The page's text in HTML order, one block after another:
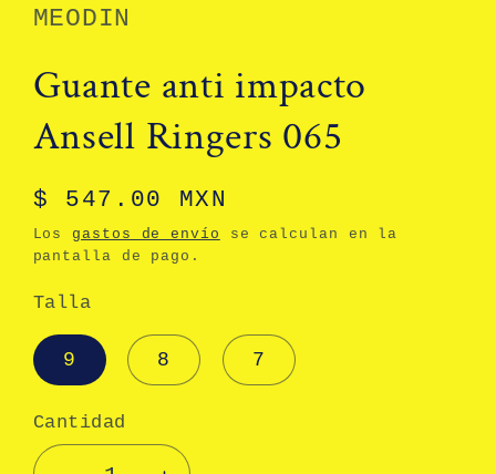
modal
MEODIN
Guante anti impacto
Ansell Ringers 065
Precio
habitual
$ 547.00 MXN
Los gastos de envío
se calculan en la
pantalla de pago.
Talla
9 8 7
Cantidad
Cantidad